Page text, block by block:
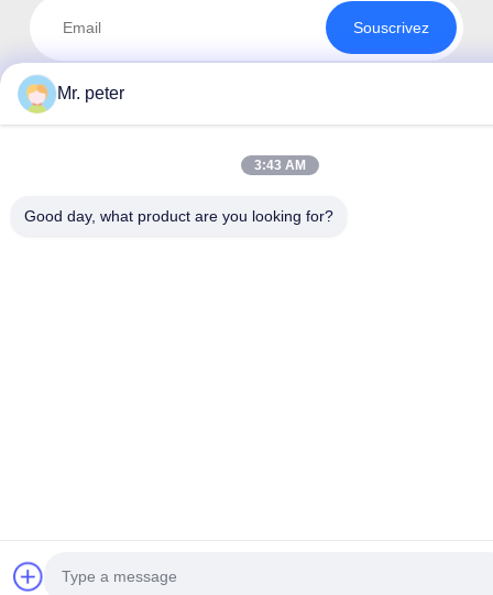
Souscrivez
Mr. peter
3:43 AM
Good day, what product are you looking for?